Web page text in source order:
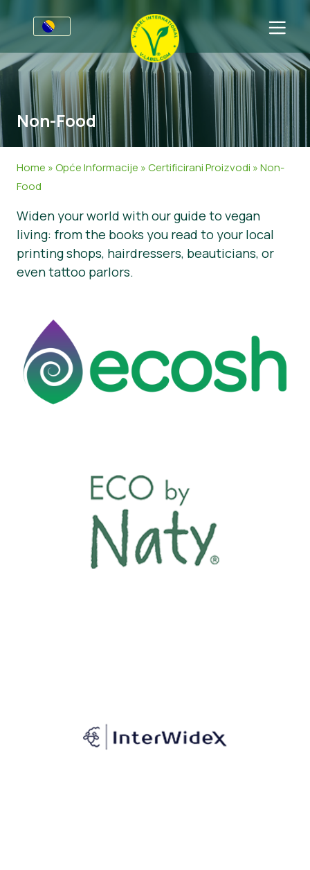
Za preduzeća
Poziv proizvođačima
V-Label Webinars
Resources
Pristupite certifikaciji
Sektori
Opšte Informacije
Kozmetika i sredstva za čišćenje
Neprehrambeni
Gastronomija
FAQ
Opće Informacije
Certificirani Proizvodi
About Us
Javite se
Pristupite certifikaciji
Prijavite Zloupotrebu
Vijesti
Pritisnite Materijali
Non-Food
Home »Opće Informacije »Certificirani Proizvodi »Non-
Food
Widen your world with our guide to vegan
living: from the books you read to your local
printing shops, hairdressers, beauticians, or
even tattoo parlors.